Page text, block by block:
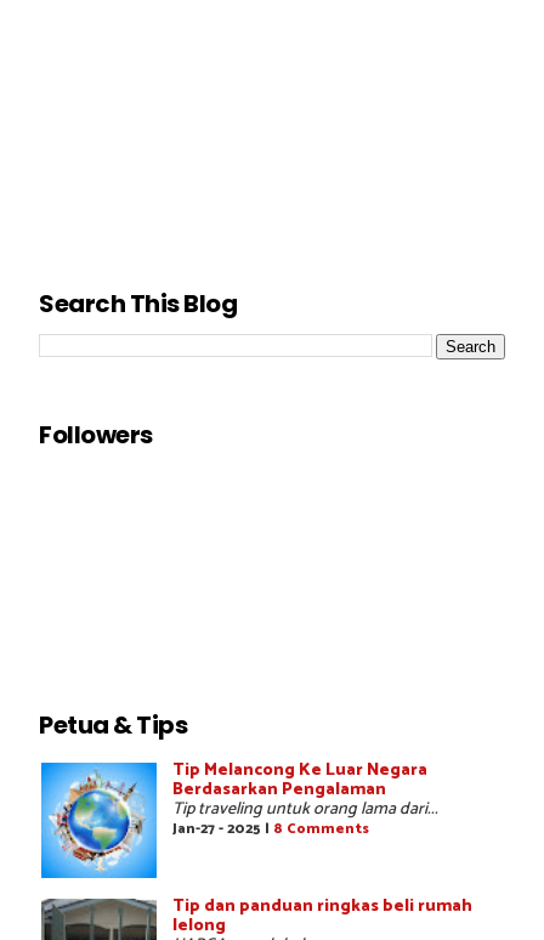
Search This Blog
Followers
Petua & Tips
Tip Melancong Ke Luar Negara
Berdasarkan Pengalaman
Tip traveling untuk orang lama dari...
Jan-27 - 2025 | 8 Comments
Tip dan panduan ringkas beli rumah
lelong